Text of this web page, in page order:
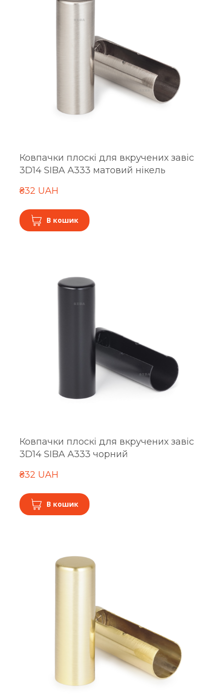
Ковпачки плоскі для вкручених завіс
3D14 SIBA A333 матовий нікель
₴32 UAH
В кошик
Ковпачки плоскі для вкручених завіс
3D14 SIBA A333 чорний
₴32 UAH
В кошик